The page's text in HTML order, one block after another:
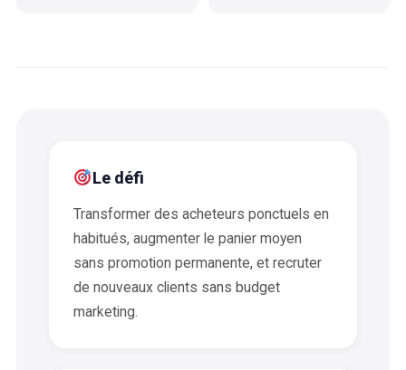
Le défi
Transformer des acheteurs ponctuels en
habitués, augmenter le panier moyen
sans promotion permanente, et recruter
de nouveaux clients sans budget
marketing.